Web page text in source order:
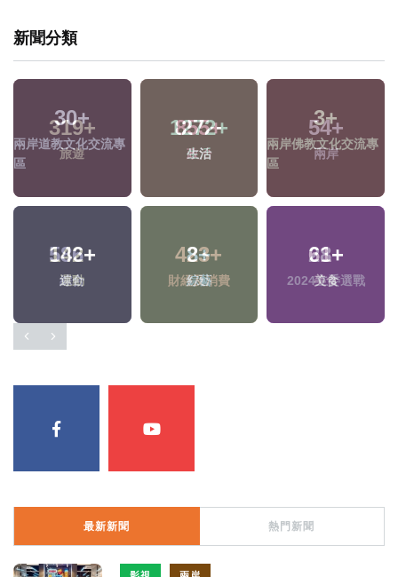
新聞分類
30+
兩岸道教文化交流專
區
1272+
生活
3+
兩岸佛教文化交流專
區
142+
運動
8+
綜藝
61+
美食
最新新聞 熱門新聞